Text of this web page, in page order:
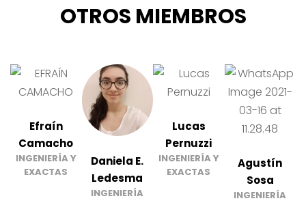
OTROS MIEMBROS
Efraín
Camacho
INGENIERÍA Y
EXACTAS
Daniela E.
Ledesma
INGENIERÍA
Lucas
Pernuzzi
INGENIERÍA Y
EXACTAS
Agustín
Sosa
INGENIERÍA